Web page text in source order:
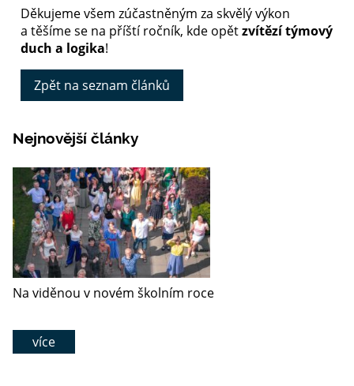
Děkujeme všem zúčastněným za skvělý výkon
a těšíme se na příští ročník, kde opětzvítězí týmový
duch a logika!
Zpět na seznam článků
Nejnovější články
Na viděnou v novém školním roce
více